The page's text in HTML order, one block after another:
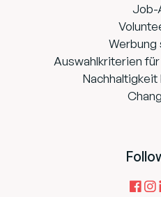
Job-
Werbung
Auswahlkriterien